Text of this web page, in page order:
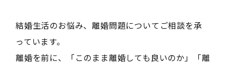
結婚生活のお悩み、離婚問題についてご相談を承
っています。
離婚を前に、「このまま離婚しても良いのか」「離